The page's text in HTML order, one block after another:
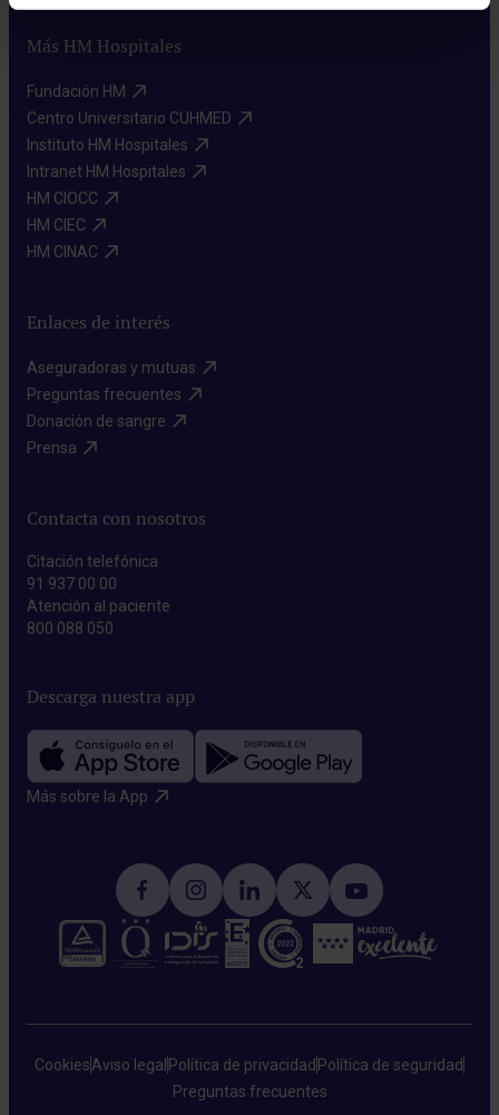
Más HM Hospitales
Fundación HM​
Centro Universitario CUHMED​
Instituto HM Hospitales​
Intranet HM Hospitales​
HM CIOCC​
HM CIEC​
HM CINAC​
Enlaces de interés
Aseguradoras y mutuas​
Preguntas frecuentes​
Donación de sangre​
Prensa​
Contacta con nosotros
Citación telefónica
91 937 00 00
Atención al paciente
800 088 050
Descarga nuestra app
Más sobre la App​
CookiesAviso legal Política de privacidad Política de seguridad
Preguntas frecuentes